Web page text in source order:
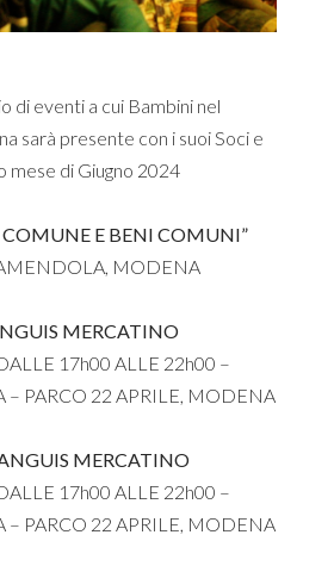
di eventi a cui Bambini nel
sarà presente con i suoi Soci e
mese di Giugno 2024
COMUNE E BENI COMUNI”
MODENA
MERCATINO
17h00 ALLE 22h00 –
– PARCO 22 APRILE, MODENA
MERCATINO
17h00 ALLE 22h00 –
– PARCO 22 APRILE, MODENA